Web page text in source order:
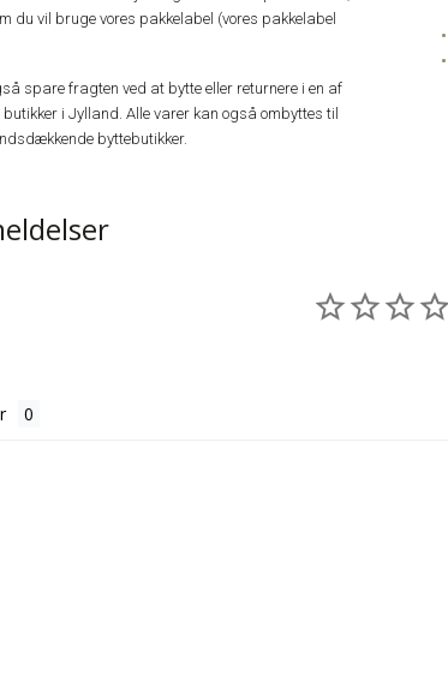
du vil bruge vores pakkelabel (vores pakkelabel
spare fragten ved at bytte eller returnere i en af
i Jylland. Alle varer kan også ombyttes til
byttebutikker.